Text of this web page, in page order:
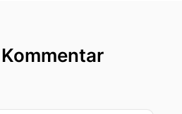
sie Interesse hat und
Rahmen der